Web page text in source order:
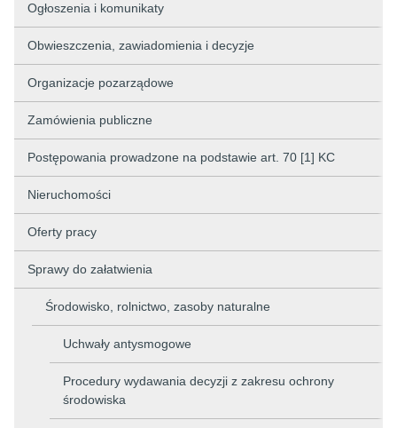
Ogłoszenia i komunikaty
Obwieszczenia, zawiadomienia i decyzje
Organizacje pozarządowe
Zamówienia publiczne
Postępowania prowadzone na podstawie art. 70 [1] KC
Nieruchomości
Oferty pracy
Sprawy do załatwienia
Środowisko, rolnictwo, zasoby naturalne
Uchwały antysmogowe
Procedury wydawania decyzji z zakresu ochrony
środowiska